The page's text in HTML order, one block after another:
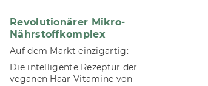
Revolutionärer Mikro-
Nährstoffkomplex
Auf dem Markt einzigartig:
Die intelligente Rezeptur der
veganen Haar Vitamine von